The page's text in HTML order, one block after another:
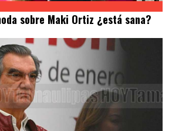
sobre Maki Ortiz ¿está sana?